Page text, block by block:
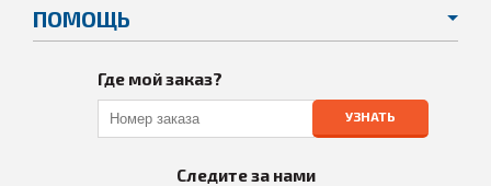
ПОМОЩЬ
Где мой заказ?
УЗНАТЬ
Следите за нами